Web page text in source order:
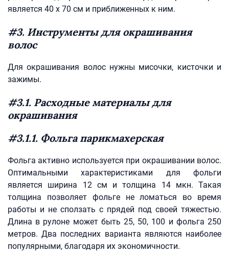
является 40 х 70 см и приближенных к ним.
#3. Инструменты для окрашивания
волос
Для окрашивания волос нужны мисочки, кисточки и
зажимы.
#3.1. Расходные материалы для
окрашивания
#3.1.1. Фольга парикмахерская
Фольга активно используется при окрашивании волос.
Оптимальными характеристиками для фольги
является ширина 12 см и толщина 14 мкн. Такая
толщина позволяет фольге не ломаться во время
работы и не сползать с прядей под своей тяжестью.
Длина в рулоне может быть 25, 50, 100 и фольга 250
метров. Два последних варианта являются наиболее
популярными, благодаря их экономичности.